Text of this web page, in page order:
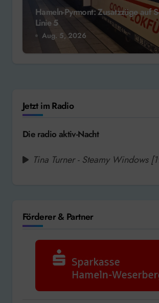
Hameln-Pyrmont: Zusatzzüge auf
Linie 5
Aug. 5, 2026
Jetzt im Radio
Die radio aktiv-Nacht
Tina Turner - Steamy Windows
Förderer & Partner